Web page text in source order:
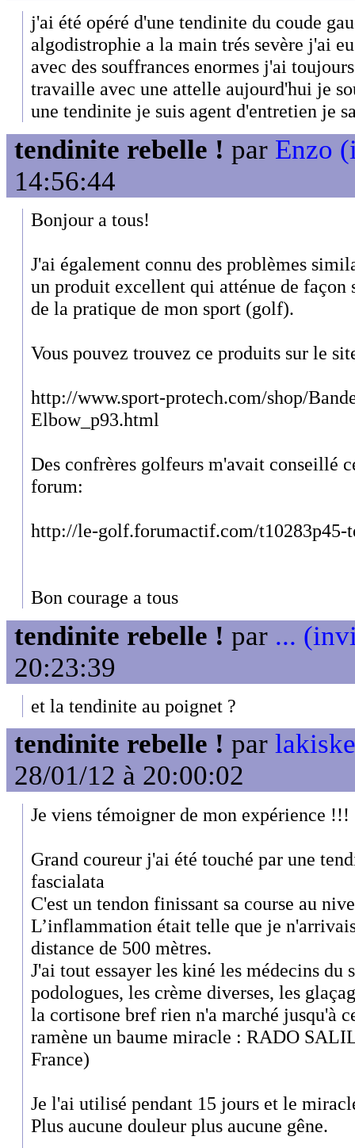
j'ai été opéré d'une tendinite du coude
algodistrophie a la main trés sevère j'ai
avec des souffrances enormes j'ai
travaille avec une attelle aujourd'hui je
une tendinite je suis agent d'entretien je
tendinite rebelle ! par Enzo
14:56:44
Bonjour a tous!
J'ai également connu des problèmes
un produit excellent qui atténue de
de la pratique de mon sport (golf).
Vous pouvez trouvez ce produits sur le
http://www.sport-protech.com/shop/
Elbow_p93.html
Des confrères golfeurs m'avait conseillé
forum:
http://le-golf.forumactif.com/t10283p45-
Bon courage a tous
tendinite rebelle ! par ...
20:23:39
et la tendinite au poignet ?
tendinite rebelle ! par
28/01/12 à 20:00:02
Je viens témoigner de mon expérience !!!
Grand coureur j'ai été touché par une
fascialata
C'est un tendon finissant sa course au
L’inflammation était telle que je
distance de 500 mètres.
J'ai tout essayer les kiné les médecins du
podologues, les crème diverses, les
la cortisone bref rien n'a marché jusqu'à
ramène un baume miracle : RADO
France)
Je l'ai utilisé pendant 15 jours et le
Plus aucune douleur plus aucune gêne.